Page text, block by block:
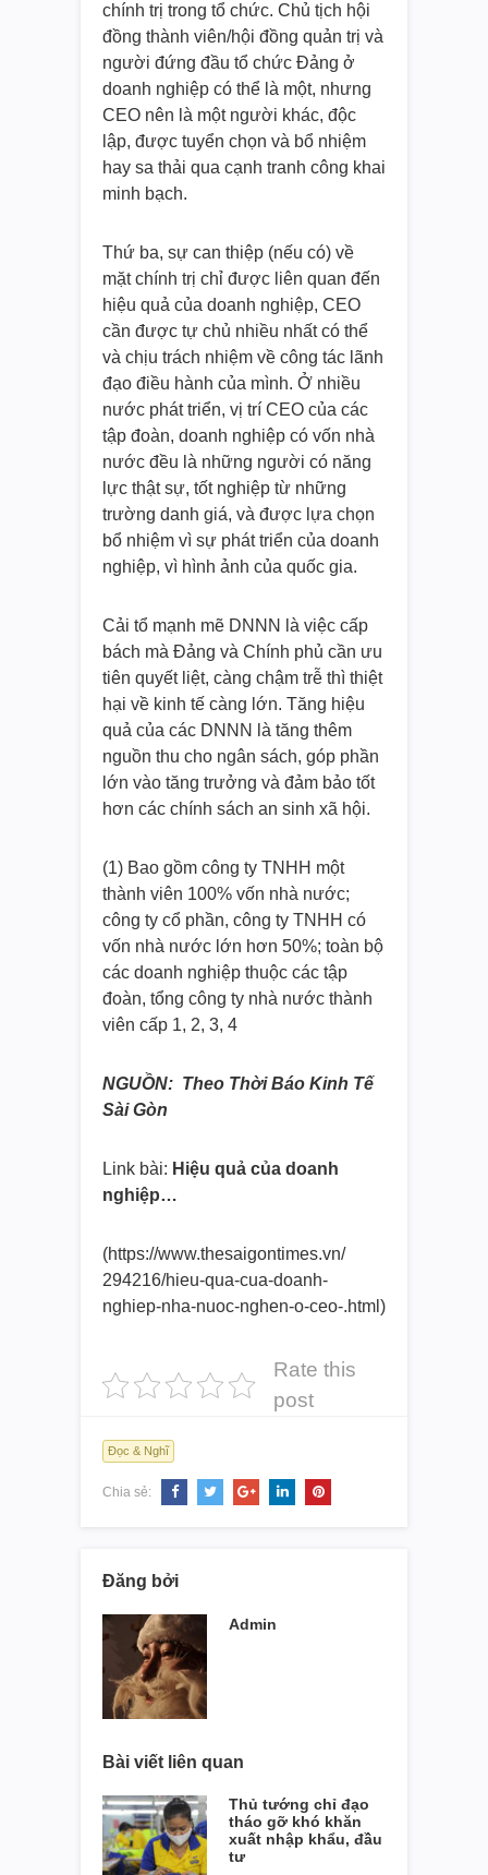
chính trị trong tổ chức. Chủ tịch hội
đồng thành viên/hội đồng quản trị và
người đứng đầu tổ chức Đảng ở
doanh nghiệp có thể là một, nhưng
CEO nên là một người khác, độc
lập, được tuyển chọn và bổ nhiệm
hay sa thải qua cạnh tranh công khai
minh bạch.
Thứ ba, sự can thiệp (nếu có) về
mặt chính trị chỉ được liên quan đến
hiệu quả của doanh nghiệp, CEO
cần được tự chủ nhiều nhất có thể
và chịu trách nhiệm về công tác lãnh
đạo điều hành của mình. Ở nhiều
nước phát triển, vị trí CEO của các
tập đoàn, doanh nghiệp có vốn nhà
nước đều là những người có năng
lực thật sự, tốt nghiệp từ những
trường danh giá, và được lựa chọn
bổ nhiệm vì sự phát triển của doanh
nghiệp, vì hình ảnh của quốc gia.
Cải tổ mạnh mẽ DNNN là việc cấp
bách mà Đảng và Chính phủ cần ưu
tiên quyết liệt, càng chậm trễ thì thiệt
hại về kinh tế càng lớn. Tăng hiệu
quả của các DNNN là tăng thêm
nguồn thu cho ngân sách, góp phần
lớn vào tăng trưởng và đảm bảo tốt
hơn các chính sách an sinh xã hội.
(1) Bao gồm công ty TNHH một
thành viên 100% vốn nhà nước;
công ty cổ phần, công ty TNHH có
vốn nhà nước lớn hơn 50%; toàn bộ
các doanh nghiệp thuộc các tập
đoàn, tổng công ty nhà nước thành
viên cấp 1, 2, 3, 4
NGUỒN: Theo Thời Báo Kinh Tế
Sài Gòn
Link bài: Hiệu quả của doanh
nghiệp…
(https://www.thesaigontimes.vn/
294216/hieu-qua-cua-doanh-
nghiep-nha-nuoc-nghen-o-ceo-.html)
Rate this
post
Đọc & Nghĩ
Chia sẻ:
Đăng bởi
Admin
Bài viết liên quan
Thủ tướng chỉ đạo
tháo gỡ khó khăn
xuất nhập khẩu, đầu
tư